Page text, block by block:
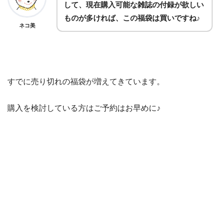
ネコ美
して、現在購入可能な雑誌の付録が欲しい
ものが多ければ、この福袋は買いですね♪
すでに売り切れの福袋が増えてきています。
購入を検討している方はご予約はお早めに♪